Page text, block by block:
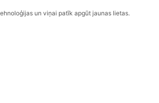
un viņai patīk apgūt jaunas lietas.